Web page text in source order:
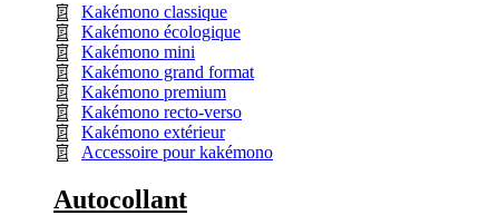
Kakémono classique
Kakémono écologique
Kakémono mini
Kakémono grand format
Kakémono premium
Kakémono recto-verso
Kakémono extérieur
Accessoire pour kakémono
Autocollant